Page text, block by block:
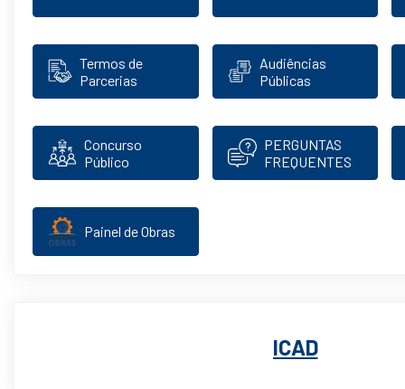
Termos de
Parcerias
Audiências
Públicas
Concurso
Público
PERGUNTAS
FREQUENTES
Painel de Obras
ICAD